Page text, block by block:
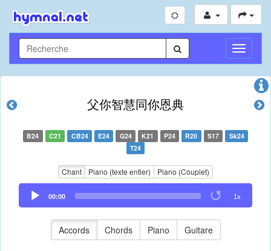
Toggle
父你智慧同你恩典
B24 C21 CB24 E24 G24 K21 P24 R20 S17
Sk24
T24
Chant Piano (texte entier) Piano (Couplet)
Audio
Player
00:00 1x
Accords Chords Piano Guitare